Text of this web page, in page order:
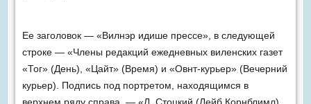
Ее заголовок — «Вилнэр идише прессе», в следующей
строке — «Члены редакций ежедневных виленских газет
«Тог» (День), «Цайт» (Время) и «Овнт-курьер» (Вечерний
курьер). Подпись под портретом, находящимся в